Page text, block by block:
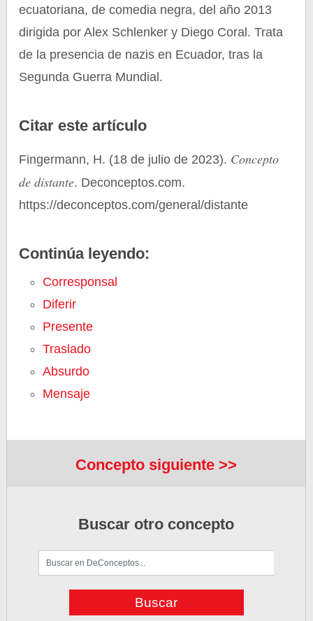
ecuatoriana, de comedia negra, del año 2013
dirigida por Alex Schlenker y Diego Coral. Trata
de la presencia de nazis en Ecuador, tras la
Segunda Guerra Mundial.
Citar este artículo
Fingermann, H. (18 de julio de 2023). Concepto
de distante. Deconceptos.com.
https://deconceptos.com/general/distante
Continúa leyendo:
Corresponsal
Diferir
Presente
Traslado
Absurdo
Mensaje
Concepto siguiente >>
Buscar otro concepto